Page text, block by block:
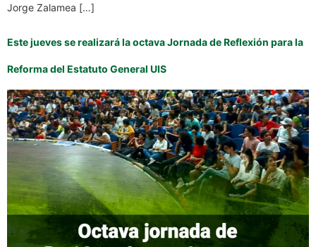
Jorge Zalamea […]
Este jueves se realizará la octava Jornada de Reflexión para la
Reforma del Estatuto General UIS